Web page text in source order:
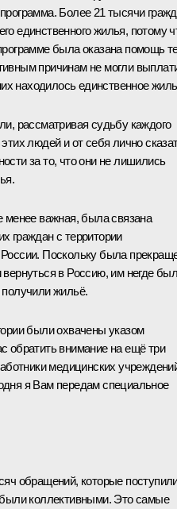
Более 21 тысячи
единственного жилья, потому
была оказана помощь
причинам не могли
находилось единственное
рассматривая судьбу каждого
людей и от себя лично
за то, что они не лишились
менее важная, была связана
граждан с территории
Поскольку была
в Россию, им негде
жильё.
были охвачены указом
обратить внимание на ещё три
медицинских
я Вам передам специальное
обращений, которые
коллективными. Это самые